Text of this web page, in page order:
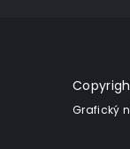
Grafický